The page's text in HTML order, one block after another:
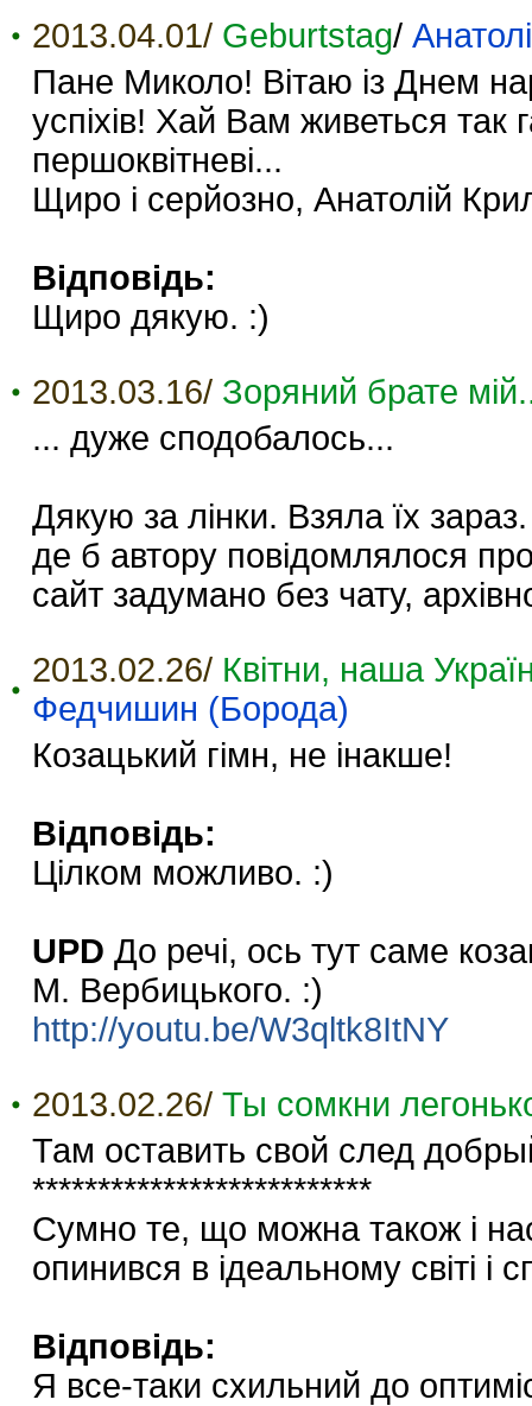
2013.04.01/ Geburtstag/
Пане Миколо! Вітаю із Днем
успіхів! Хай Вам живеться так
першоквітневі...
Щиро і серйозно, Анатолій
Відповідь:
Щиро дякую. :)
2013.03.16/ Зоряний брате
... дуже сподобалось...
Дякую за лінки. Взяла їх
де б автору повідомлялося
сайт задумано без чату,
2013.02.26/ Квітни, наша
Федчишин (Борода)
Козацький гімн, не інакше!
Відповідь:
Цілком можливо. :)
UPD До речі, ось тут саме
М. Вербицького. :)
http://youtu.be/W3qltk8ItNY
2013.02.26/ Ты сомкни
Там оставить свой след
**************************
Сумно те, що можна також і
опинився в ідеальному світі і
Відповідь:
Я все-таки схильний до